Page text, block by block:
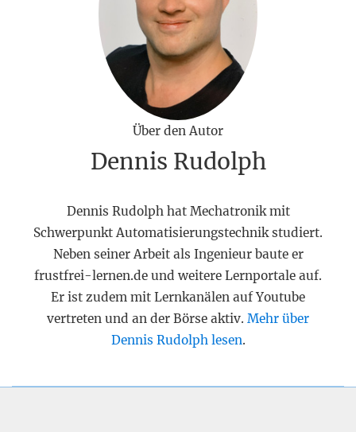
Über den Autor
Dennis Rudolph
Dennis Rudolph hat Mechatronik mit
Schwerpunkt Automatisierungstechnik studiert.
Neben seiner Arbeit als Ingenieur baute er
frustfrei-lernen.de und weitere Lernportale auf.
Er ist zudem mit Lernkanälen auf Youtube
vertreten und an der Börse aktiv. Mehr über
Dennis Rudolph lesen.